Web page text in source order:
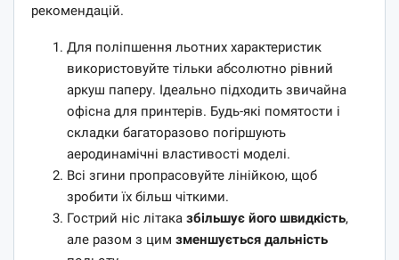
рекомендацій.
Для поліпшення льотних характеристик
використовуйте тільки абсолютно рівний
аркуш паперу. Ідеально підходить звичайна
офісна для принтерів. Будь-які помятости і
складки багаторазово погіршують
аеродинамічні властивості моделі.
Всі згини пропрасовуйте лінійкою, щоб
зробити їх більш чіткими.
Гострий ніс літака збільшує його швидкість,
але разом з цим зменшується дальність